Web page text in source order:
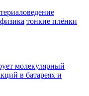
тонкие плёнки
молекулярный
в батареях и